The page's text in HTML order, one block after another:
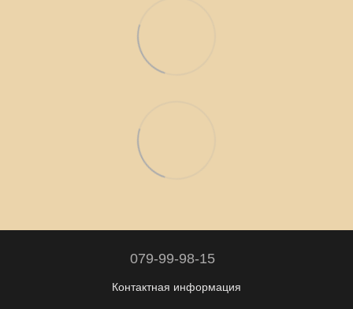
079-99-98-15
Контактная информация